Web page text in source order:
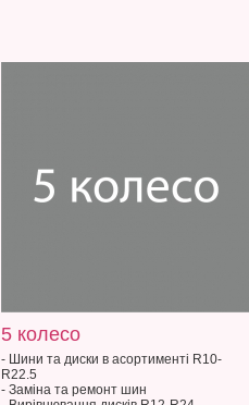
5 колесо
- Шини та диски в асортименті R10-
R22.5
- Заміна та ремонт шин